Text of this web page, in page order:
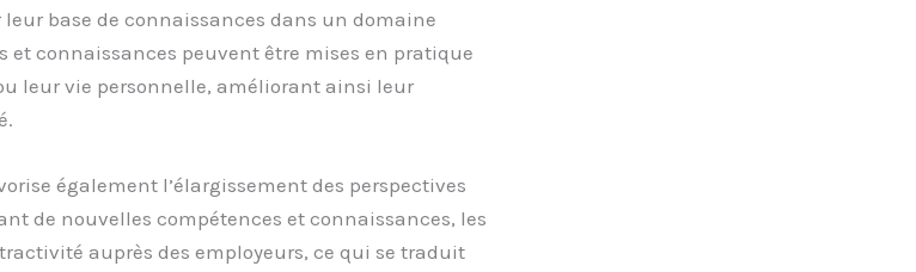
leur base de connaissances dans un domaine
et connaissances peuvent être mises en pratique
leur vie personnelle, améliorant ainsi leur
également l’élargissement des perspectives
de nouvelles compétences et connaissances, les
auprès des employeurs, ce qui se traduit